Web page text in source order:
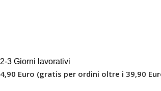
2-3 Giorni lavorativi
4,90 Euro (gratis per ordini oltre i 39,90